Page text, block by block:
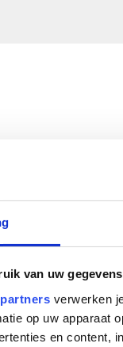
van uw gegevens
verwerken
op uw apparaat
en content,
verzinkt)
T-stuk